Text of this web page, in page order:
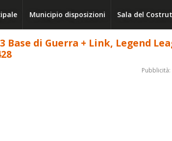
Municipio disposizioni Sala del
di Guerra + Link, Legend
Pubblicità: